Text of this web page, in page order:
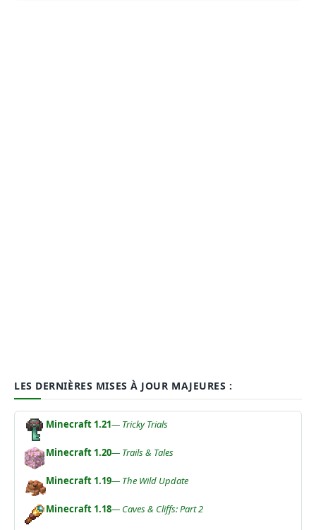
LES DERNIÈRES MISES À JOUR MAJEURES :
Minecraft 1.21— Tricky Trials
Minecraft 1.20— Trails & Tales
Minecraft 1.19— The Wild Update
Minecraft 1.18— Caves & Cliffs: Part 2